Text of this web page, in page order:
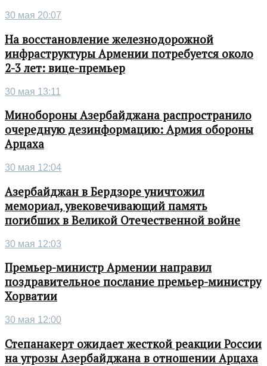
30 мая 20:07
На восстановление железнодорожной
инфраструктуры Армении потребуется около
2-3 лет: вице-премьер
30 мая 13:11
Минобороны Азербайджана распространило
очередную дезинформацию: Армия обороны
Арцаха
30 мая 12:04
Азербайджан в Бердзоре уничтожил
мемориал, увековечивающий память
погибших в Великой Отечественной войне
30 мая 12:03
Премьер-министр Армении направил
поздравительное послание премьер-министру
Хорватии
30 мая 12:00
Степанакерт ожидает жесткой реакции России
на угрозы Азербайджана в отношении Арцаха